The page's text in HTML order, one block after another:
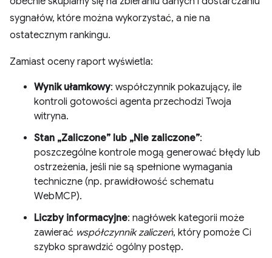
sygnałów, które można wykorzystać, a nie na
ostatecznym rankingu.
Zamiast oceny raport wyświetla:
Wynik ułamkowy: współczynnik pokazujący, ile
kontroli gotowości agenta przechodzi Twoja
witryna.
Stan „Zaliczone” lub „Nie zaliczone”:
poszczególne kontrole mogą generować błędy lub
ostrzeżenia, jeśli nie są spełnione wymagania
techniczne (np. prawidłowość schematu
WebMCP).
Liczby informacyjne: nagłówek kategorii może
zawierać współczynnik zaliczeń, który pomoże Ci
szybko sprawdzić ogólny postęp.